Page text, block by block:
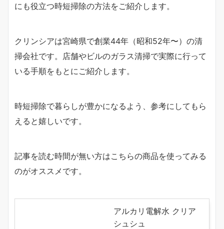
にも役立つ時短掃除の方法をご紹介します。
クリンシアは宮崎県で創業44年（昭和52年〜）の清
掃会社です。店舗やビルのガラス清掃で実際に行って
いる手順をもとにご紹介します。
時短掃除で暮らしが豊かになるよう、参考にしてもら
えると嬉しいです。
記事を読む時間が無い方はこちらの商品を使ってみる
のがオススメです。
アルカリ電解水 クリア
シュシュ